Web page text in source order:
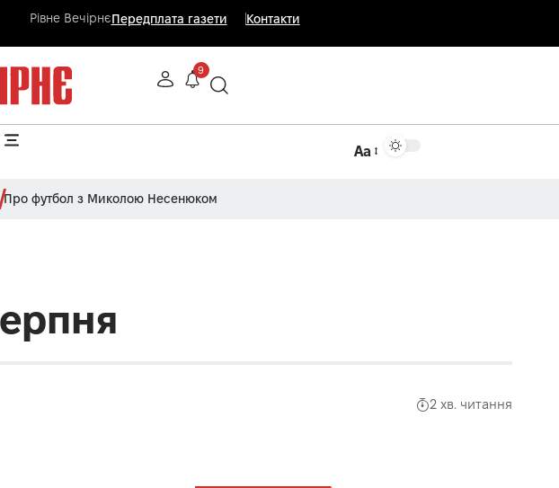
Рівне ВечірнєПередплата газети Контакти
9
Аа
Про футбол з Миколою Несенюком
2 хв. читання